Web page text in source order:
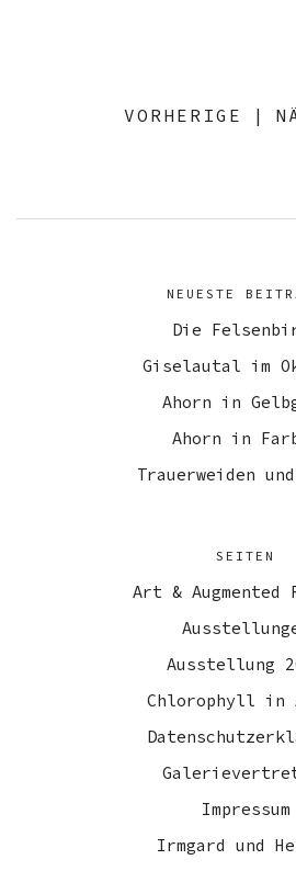
VORHERIGE |
NEUESTE
Die
Giselautal im
Ahorn in
Ahorn in
Trauerweiden
SEITEN
Art & Augmented
Ausstellung
Chlorophyll in
Impressum
Irmgard und